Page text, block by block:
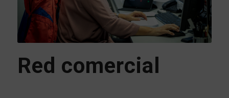
Red comercial